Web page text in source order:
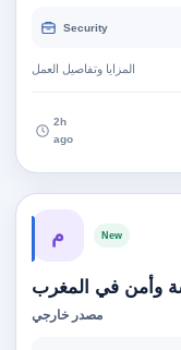
Security
المزايا وتفاصيل العمل
2h
ago
م New
في المغرب
مصدر خارجي